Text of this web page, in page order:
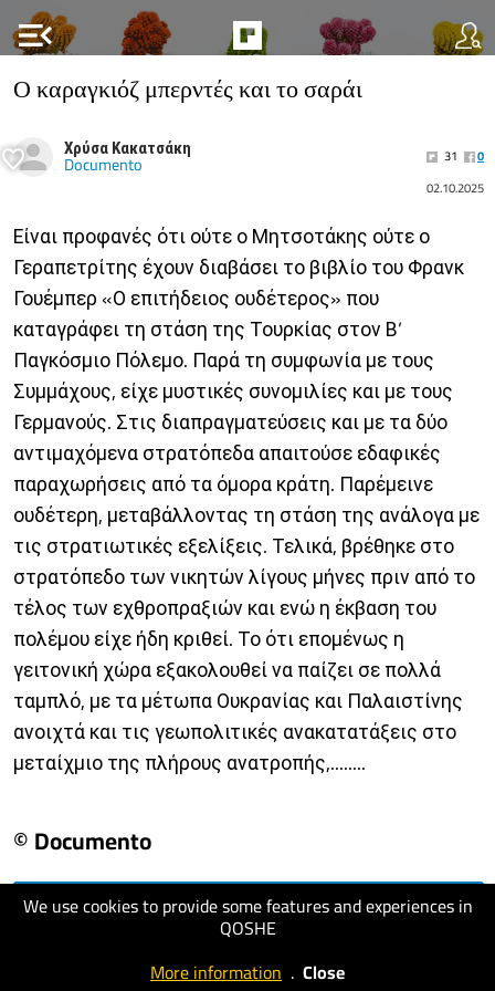
menu_open
We use cookies to provide some features and experiences in
QOSHE
More information . Close
Ο καραγκιόζ μπερντές και το σαράι
Χρύσα Κακατσάκη
Documento 31
0
02.10.2025
Είναι προφανές ότι ούτε ο Μητσοτάκης ούτε ο
Γεραπετρίτης έχουν διαβάσει το βιβλίο του Φρανκ
Γουέμπερ «Ο επιτήδειος ουδέτερος» που
καταγράφει τη στάση της Τουρκίας στον Β’
Παγκόσμιο Πόλεμο. Παρά τη συμφωνία με τους
Συμμάχους, είχε μυστικές συνομιλίες και με τους
Γερμανούς. Στις διαπραγματεύσεις και με τα δύο
αντιμαχόμενα στρατόπεδα απαιτούσε εδαφικές
παραχωρήσεις από τα όμορα κράτη. Παρέμεινε
ουδέτερη, μεταβάλλοντας τη στάση της ανάλογα με
τις στρατιωτικές εξελίξεις. Τελικά, βρέθηκε στο
στρατόπεδο των νικητών λίγους μήνες πριν από το
τέλος των εχθροπραξιών και ενώ η έκβαση του
πολέμου είχε ήδη κριθεί. Το ότι επομένως η
γειτονική χώρα εξακολουθεί να παίζει σε πολλά
ταμπλό, με τα μέτωπα Ουκρανίας και Παλαιστίνης
ανοιχτά και τις γεωπολιτικές ανακατατάξεις στο
μεταίχμιο της πλήρους ανατροπής,........
© Documento
visit website